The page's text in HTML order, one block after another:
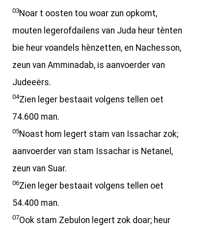
03Noar t oosten tou woar zun opkomt,
mouten legerofdailens van Juda heur tènten
bie heur voandels hènzetten, en Nachesson,
zeun van Amminadab, is aanvoerder van
Judeeërs.
04Zien leger bestaait volgens tellen oet
74.600 man.
05Noast hom legert stam van Issachar zok;
aanvoerder van stam Issachar is Netanel,
zeun van Suar.
06Zien leger bestaait volgens tellen oet
54.400 man.
07Ook stam Zebulon legert zok doar; heur